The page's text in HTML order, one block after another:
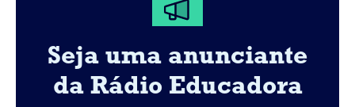
Seja uma anunciante
da Rádio Educadora